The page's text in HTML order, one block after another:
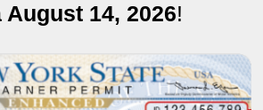
August 14, 2026!